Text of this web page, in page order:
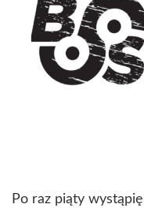
Po raz piąty